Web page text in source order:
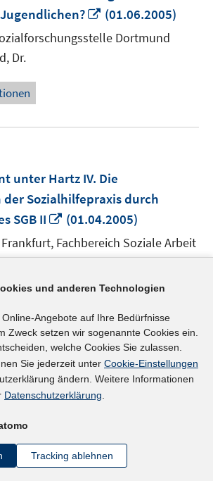
In
neuem
Fenster
(01.06.2005)
Dortmund
Dr.
unter Hartz IV. Die
Sozialhilfepraxis durch
SGB II
In
neuem
Fenster
(01.04.2005)
Fachbereich Soziale Arbeit
der neuen
am Beispiel des
II
In
(01.01.2005)
und anderen Technologien
Angebote auf Ihre Bedürfnisse
Zweck setzen wir sogenannte Cookies ein.
welche Cookies Sie zulassen.
Sie jederzeit unter Cookie-Einstellungen
ändern. Weitere Informationen
Datenschutzerklärung.
Tracking ablehnen